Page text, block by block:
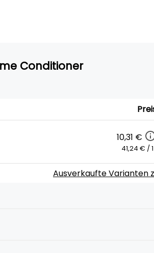
Conditioner
10,31 €
41,24 € /
Ausverkaufte Varianten